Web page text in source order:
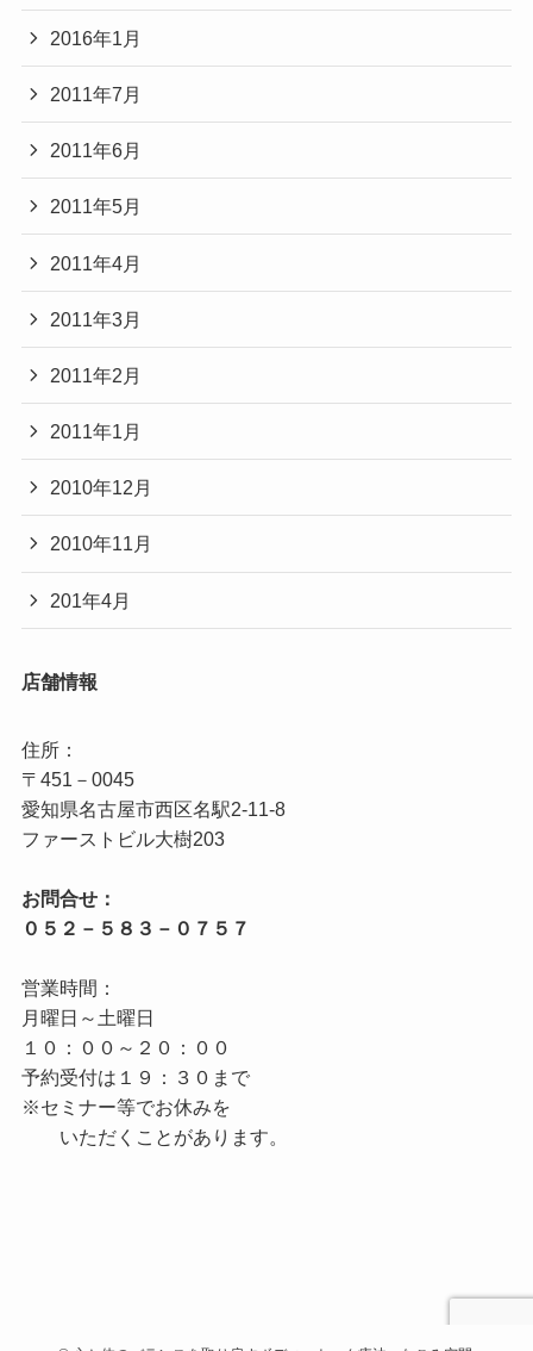
2016年1月
2011年7月
2011年6月
2011年5月
2011年4月
2011年3月
2011年2月
2011年1月
2010年12月
2010年11月
201年4月
店舗情報
住所：
〒451－0045
愛知県名古屋市西区名駅2‐11‐8
ファーストビル大樹203
お問合せ：
営業時間：
月曜日～土曜日
１０：００～２０：００
予約受付は１９：３０まで
※セミナー等でお休みを